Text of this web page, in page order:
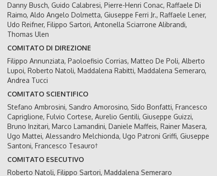
Danny Busch, Guido Calabresi, Pierre-Henri Conac, Raffaele Di
Raimo, Aldo Angelo Dolmetta, Giuseppe Ferri Jr., Raffaele Lener,
Udo Reifner, Filippo Sartori, Antonella Sciarrone Alibrandi,
Thomas Ulen
COMITATO DI DIREZIONE
Filippo Annunziata, Paoloefisio Corrias, Matteo De Poli, Alberto
Lupoi, Roberto Natoli, Maddalena Rabitti, Maddalena Semeraro,
Andrea Tucci
COMITATO SCIENTIFICO
Stefano Ambrosini, Sandro Amorosino, Sido Bonfatti, Francesco
Capriglione, Fulvio Cortese, Aurelio Gentili, Giuseppe Guizzi,
Bruno Inzitari, Marco Lamandini, Daniele Maffeis, Rainer Masera,
Ugo Mattei, Alessandro Melchionda, Ugo Patroni Griffi, Giuseppe
Santoni, Francesco Tesauro†
COMITATO ESECUTIVO
Roberto Natoli, Filippo Sartori, Maddalena Semeraro